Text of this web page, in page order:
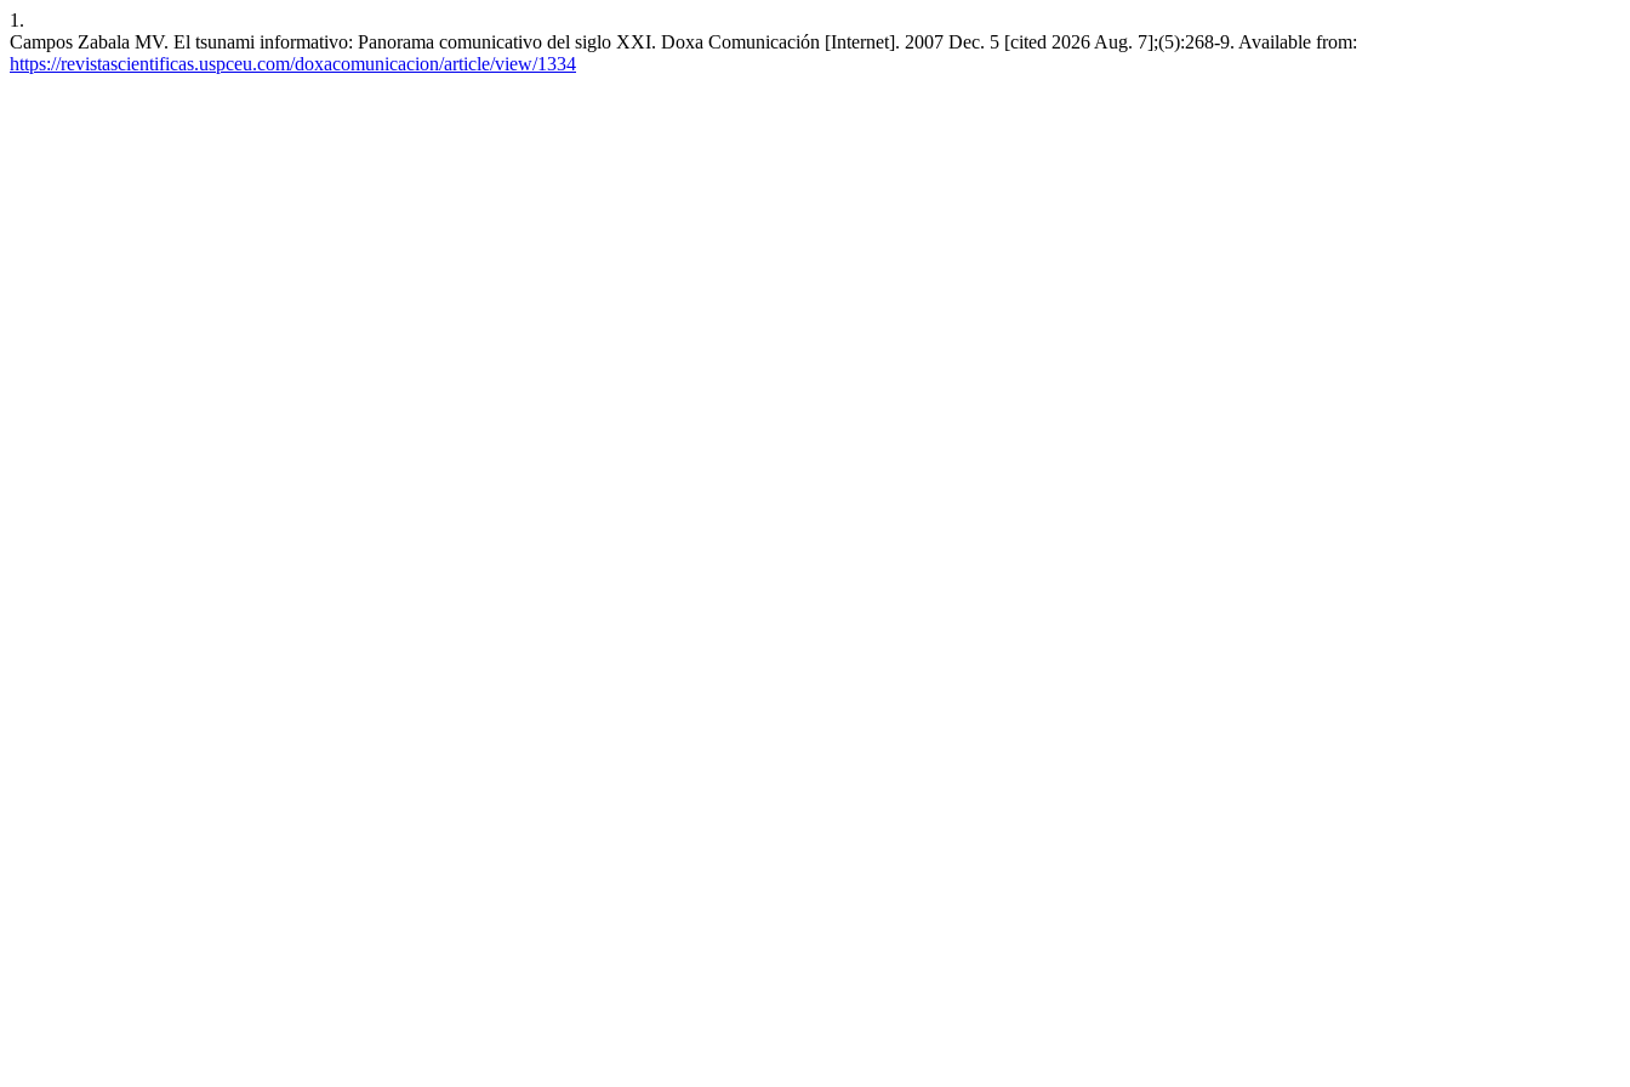
1.
Campos Zabala MV. El tsunami informativo: Panorama comunicativo del siglo XXI. Doxa Comunicación [Internet]. 2007 Dec. 5 [cited 2026 Aug. 7];(5):268-9. Available from:
https://revistascientificas.uspceu.com/doxacomunicacion/article/view/1334